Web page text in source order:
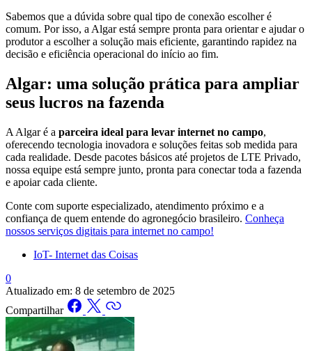
Sabemos que a dúvida sobre qual tipo de conexão escolher é
comum. Por isso, a Algar está sempre pronta para orientar e ajudar o
produtor a escolher a solução mais eficiente, garantindo rapidez na
decisão e eficiência operacional do início ao fim.
Algar: uma solução prática para ampliar
seus lucros na fazenda
A Algar é a parceira ideal para levar internet no campo,
oferecendo tecnologia inovadora e soluções feitas sob medida para
cada realidade. Desde pacotes básicos até projetos de LTE Privado,
nossa equipe está sempre junto, pronta para conectar toda a fazenda
e apoiar cada cliente.
Conte com suporte especializado, atendimento próximo e a
confiança de quem entende do agronegócio brasileiro. Conheça
nossos serviços digitais para internet no campo!
IoT- Internet das Coisas
0
Atualizado em: 8 de setembro de 2025
Compartilhar